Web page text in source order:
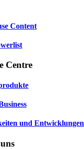
Content
Centre
und Entwicklungen